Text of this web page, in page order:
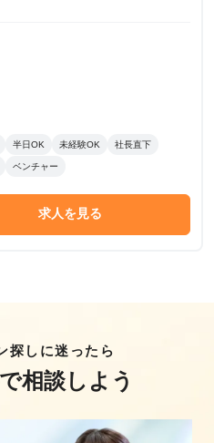
半日OK 未経験OK 社長直下
ベンチャー
求人を見る
探しに迷ったら
相談しよう